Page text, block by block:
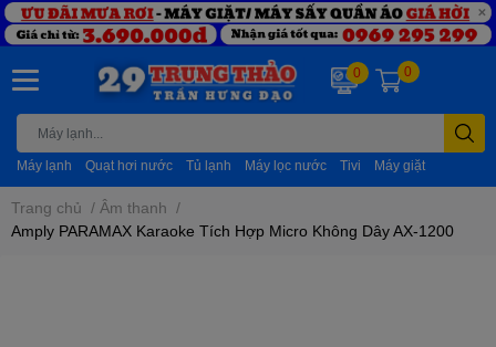
Máy lạnh Quạt hơi nước Tủ lạnh Máy lọc nước Tivi Máy giặt
0 0
Trang chủ / Âm thanh /
Amply PARAMAX Karaoke Tích Hợp Micro Không Dây AX-1200